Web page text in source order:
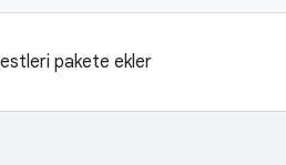
pakete ekler